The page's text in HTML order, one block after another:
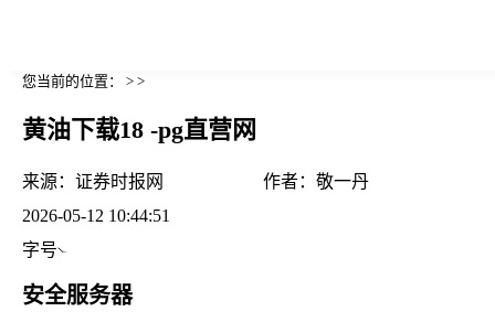
您当前的位置： > >
黄油下载18 -pg直营网
来源： 证券时报网 作者： 敬一丹
2026-05-12 10:44:51
字号
安全服务器